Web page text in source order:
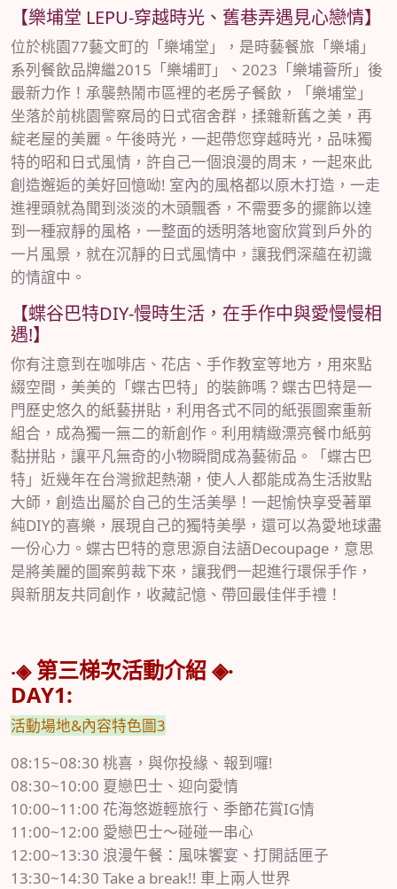
【樂埔堂 LEPU-穿越時光、舊巷弄遇見心戀情】
位於桃園77藝文町的「樂埔堂」，是時藝餐旅「樂埔」
系列餐飲品牌繼2015「樂埔町」、2023「樂埔薈所」後
最新力作！承襲熱鬧市區裡的老房子餐飲，「樂埔堂」
坐落於前桃園警察局的日式宿舍群，揉雜新舊之美，再
綻老屋的美麗。午後時光，一起帶您穿越時光，品味獨
特的昭和日式風情，許自己一個浪漫的周末，一起來此
創造邂逅的美好回憶呦! 室內的風格都以原木打造，一走
進裡頭就為聞到淡淡的木頭飄香，不需要多的擺飾以達
到一種寂靜的風格，一整面的透明落地窗欣賞到戶外的
一片風景，就在沉靜的日式風情中，讓我們深蘊在初識
的情誼中。
【蝶谷巴特DIY-慢時生活，在手作中與愛慢慢相
遇!】
你有注意到在咖啡店、花店、手作教室等地方，用來點
綴空間，美美的「蝶古巴特」的裝飾嗎？蝶古巴特是一
門歷史悠久的紙藝拼貼，利用各式不同的紙張圖案重新
組合，成為獨一無二的新創作。利用精緻漂亮餐巾紙剪
黏拼貼，讓平凡無奇的小物瞬間成為藝術品。「蝶古巴
特」近幾年在台灣掀起熱潮，使人人都能成為生活妝點
大師，創造出屬於自己的生活美學！一起愉快享受著單
純DIY的喜樂，展現自己的獨特美學，還可以為愛地球盡
一份心力。蝶古巴特的意思源自法語Decoupage，意思
是將美麗的圖案剪裁下來，讓我們一起進行環保手作，
與新朋友共同創作，收藏記憶、帶回最佳伴手禮！
‧◈ 第三梯次活動介紹 ◈‧
DAY1:
活動場地&內容特色圖3
08:15~08:30 桃喜，與你投緣、報到囉!
08:30~10:00 夏戀巴士、迎向愛情
10:00~11:00 花海悠遊輕旅行、季節花賞IG情
11:00~12:00 愛戀巴士～碰碰一串心
12:00~13:30 浪漫午餐：風味饗宴、打開話匣子
13:30~14:30 Take a break!! 車上兩人世界